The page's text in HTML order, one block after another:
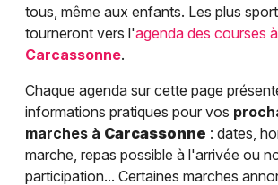
tous, même aux enfants. Les plus
tourneront vers l'agenda des courses
Carcassonne.
Chaque agenda sur cette page
informations pratiques pour vos
marches à Carcassonne : dates,
marche, repas possible à l'arrivée ou
participation... Certaines marches